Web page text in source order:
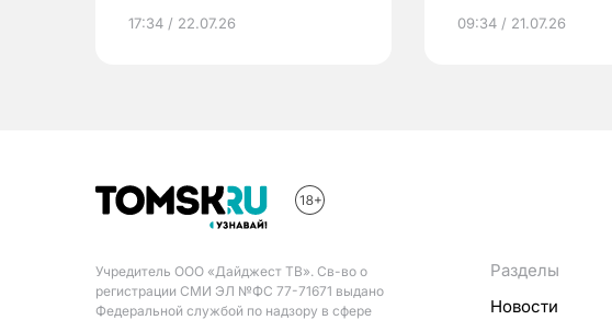
17:34 / 22.07.26 09:34 / 21.07.26
Учредитель ООО «Дайджест ТВ». Св-во о
регистрации СМИ ЭЛ №ФС 77-71671 выдано
Федеральной службой по надзору в сфере
Разделы
Новости